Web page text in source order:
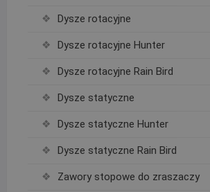
Dysze rotacyjne
Dysze rotacyjne Hunter
Dysze rotacyjne Rain Bird
Dysze statyczne
Dysze statyczne Hunter
Dysze statyczne Rain Bird
Zawory stopowe do zraszaczy